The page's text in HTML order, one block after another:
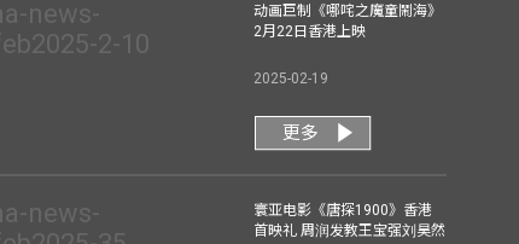
动画巨制《哪咤之魔童鬧海》
2月22日香港上映
2025-02-19
更多
寰亚电影《唐探1900》香港
首映礼 周润发教王宝强刘昊然